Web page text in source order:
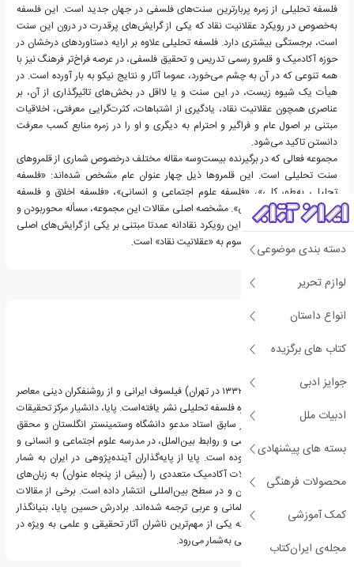
دسته بندی موضوعی
لوازم تحریر
انواع داستان
کتاب های برگزیده
جوایز ادبی
ادبیات ملل
بسته های پیشنهادی
محصولات فرهنگی
کمک آموزشی
مجله‌ی ایران‌کتاب
فلسفه تحلیلی از زمره پربارترین سنت‌های فلسفی در جهان جدید است. این فلسفه
به‌خصوص در رویکرد عقلانیت نقاد که یکی از گرایش‌های پرقدرت در درون این سنت
است، برجستگی بیشتری دارد. فلسفه تحلیلی علاوه بر ارایه دستاوردهای درخشان در
حوزه آکادمیک و قلمرو رسمی تدریس و تحقیق فلسفی، در عرصه فراخ‌تر فرهنگ نیز با
همه تنوعی که در آن به چشم می‌خورد، عموما آثار و نتایج نیکو به بار آورده است. در
هیأت یک شیوه زیست، در این سنت و یا لااقل در بخش‌های تاثیرگذاری از آن، بر
عناصری همچون عقلانیت نقاد، یادگیری از اشتباهات، کثرت‌گرایی معرفتی، اخلاقیات
مبتنی بر اصول عام و فراگیر و احترام به دیگری و او را در زمره منابع کسب معرفت
دانستن تاکید می‌شود.
مجموعه فعالی که در برگیرنده بیست‌و‌سه مقاله مختلف درخصوص شماری از قلمروهای
سنت تحلیلی است. این قلمروها ذیل چهار عنوان عام مشخص شده‌اند: «فلسفه
تحلیلی به‌طور کلی»، «فلسفه علوم اجتماعی و انسانی»، «فلسفه اخلاق و فلسفه
سیاسی» و «رئالیسم علمی». مشخصه اصلی مقالات این مجموعه، مسأله محوربودن و
رویکرد نقادانه آ‌نها است. این رویکرد نقادانه عمدتا مبتنی بر یکی از گرایش‌های اصلی
در درون سنت تحلیلی موسوم به «عقلانیت نقاد» است.
درباره علی پایا
علی پایا (متولد ۸ خرداد ۱۳۳۲ در تهران) فیلسوف ایرانی و از روشنفکران دینی معاصر
است. آثار او عمدتاً در حوزه فلسفه تحلیلی نشر یافته‌است. پایا، دانشیار مرکز تحقیقات
سیاست علمی کشور و در سابق استاد مدعو دانشگاه وستمینستر انگلستان و محقق
ارشد دانشکده علوم سیاسی و روابط بین‌الملل، در مدرسه علوم اجتماعی و انسانی و
زبان‌ها در این دانشگاه بوده است. پایا از پایه‌گذاران آینده‌پژوهی در ایران به شمار
می‌آید. او کتاب‌ها و مقالات آکادمیک متعددی را (بیش از پنجاه عنوان) به زبان‌های
فارسی و انگلیسی در ایران و در سطح بین‌المللی انتشار داده است. برخی از مقالات
آکادمیک او به زبان‌های آلمانی و عربی ترجمه شده‌اند. برادرش حسین پایا، بنیانگذار
انتشارات طرح نو است که یکی از مهم‌ترین ناشران آثار تحقیقی و علمی به ویژه در
حوزه فرهنگ و علوم انسانی به‌شمار می‌رود.